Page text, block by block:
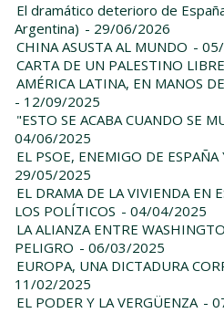
El dramático deterioro de
Argentina) - 29/06/2026
CHINA ASUSTA AL MUNDO -
CARTA DE UN PALESTINO LIBRE
AMÉRICA LATINA, EN MANOS
- 12/09/2025
"ESTO SE ACABA CUANDO SE
04/06/2025
EL PSOE, ENEMIGO DE ESPAÑA
29/05/2025
EL DRAMA DE LA VIVIENDA EN
LOS POLÍTICOS - 04/04/2025
LA ALIANZA ENTRE
PELIGRO - 06/03/2025
EUROPA, UNA DICTADURA
11/02/2025
EL PODER Y LA VERGÜENZA -